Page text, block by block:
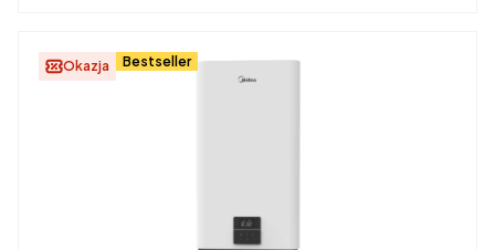
Okazja Bestseller